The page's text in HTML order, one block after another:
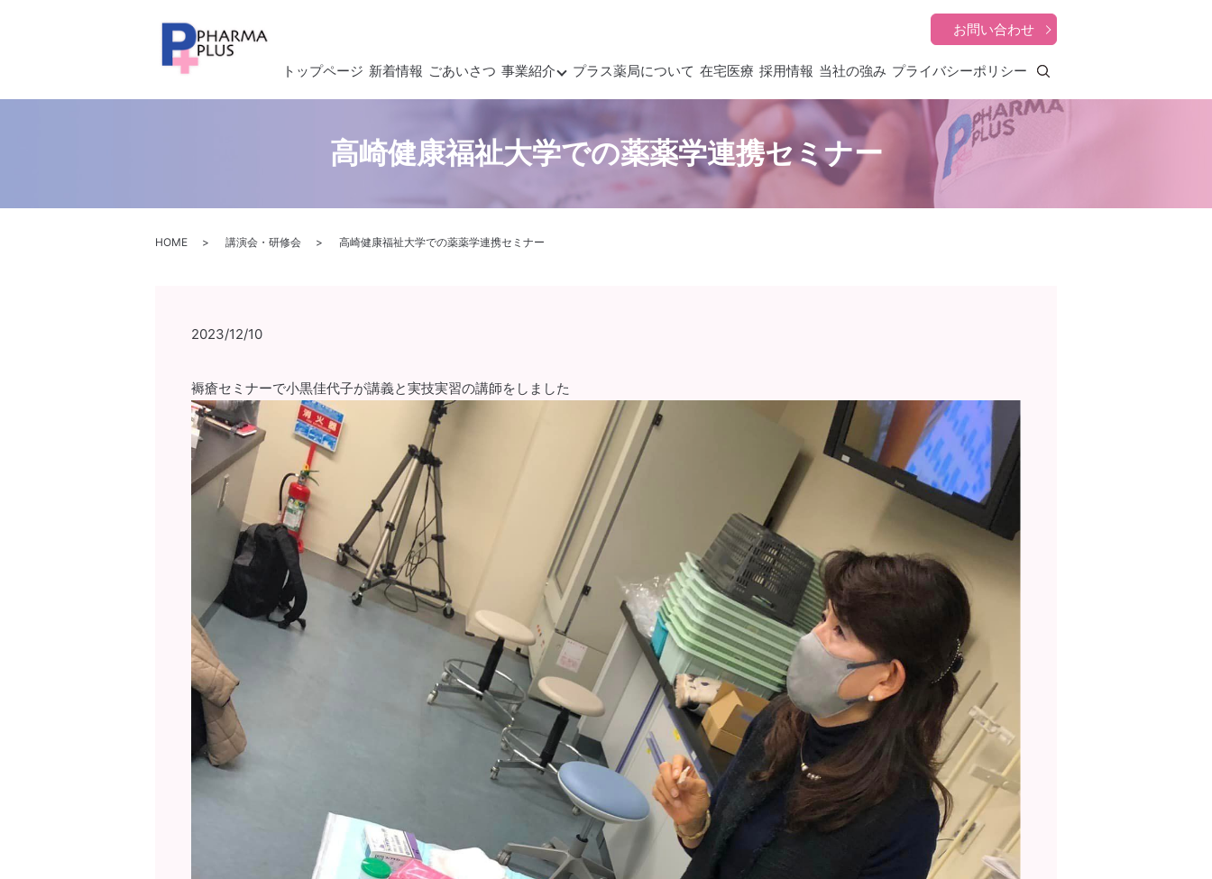
お問い合わせ
トップページ 新着情報 ごあいさつ 事業紹介 プラス薬局について 在宅医療 採用情報 当社の強み プライバシーポリシー
高崎健康福祉大学での薬薬学連携セミナー
HOME 講演会・研修会 高崎健康福祉大学での薬薬学連携セミナー
2023/12/10
褥瘡セミナーで小黒佳代子が講義と実技実習の講師をしました